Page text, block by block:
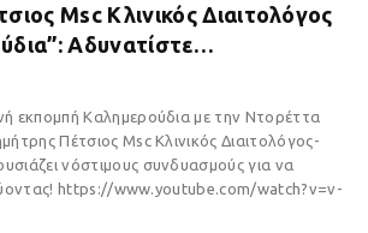
Msc Κλινικός Διαιτολόγος
Αδυνατίστε…
εκπομπή Καλημερούδια με την Ντορέττα
Πέτσιος Msc Κλινικός Διαιτολόγος-
νόστιμους συνδυασμούς για να
https://www.youtube.com/watch?v=v-